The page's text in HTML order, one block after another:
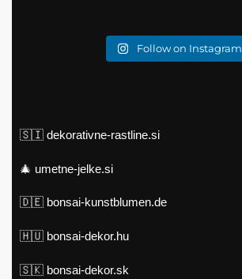
Follow on Instagram
🇸🇮 dekorativne-rastline.si
🎄 umetne-jelke.si
🇩🇪 bonsai-kunstblumen.de
🇭🇺 bonsai-dekor.hu
🇸🇰 bonsai-dekor.sk